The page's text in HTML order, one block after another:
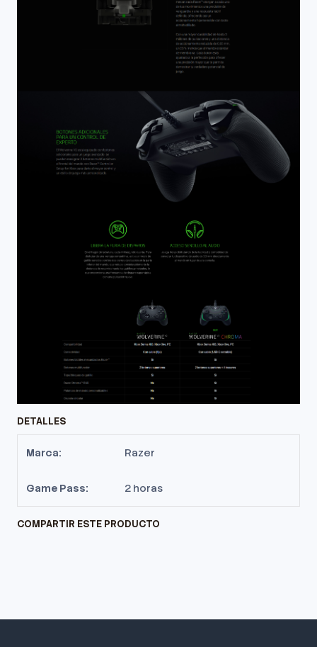
DETALLES
Marca: Razer
Game Pass: 2 horas
COMPARTIR ESTE PRODUCTO